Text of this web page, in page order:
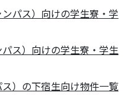
パス）向けの学生寮・学
ス）向けの学生寮・学生
）の下宿生向け物件一覧